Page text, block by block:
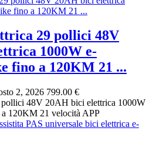
29 pollici 48V
1000W e-
fino a 120KM 21 ...
2, 2026 799.00 €
pollici 48V 20AH bici elettrica 1000W
120KM 21 velocità APP